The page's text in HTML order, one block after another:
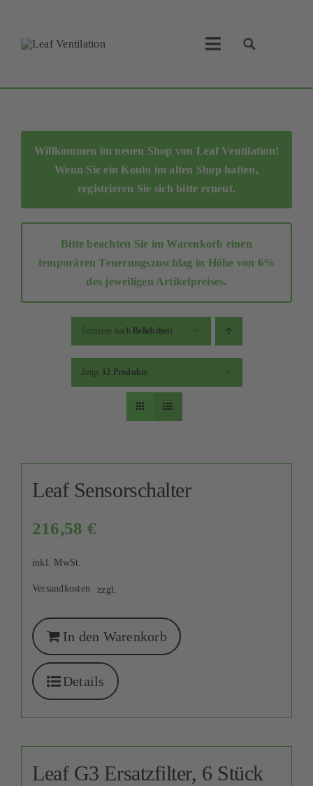
content
Toggle
Leaf Ventilation
Produkte
Service
Lüftungskonzept
Businesspartner
Shop
Kontakt
Mein Konto
Willkommen im neuen Shop von Leaf Ventilation!
Wenn Sie ein Konto im alten Shop hatten,
registrieren Sie sich bitte erneut.
Bitte beachten Sie im Warenkorb einen
temporären Teuerungszuschlag in Höhe von 6%
des jeweiligen Artikelpreises.
Sortieren nach Beliebtheit
Zeige 12 Produkte
Leaf Sensorschalter
216,58 €
inkl. MwSt.
zzgl.
Versandkosten
In den Warenkorb
Details
Leaf G3 Ersatzfilter, 6 Stück